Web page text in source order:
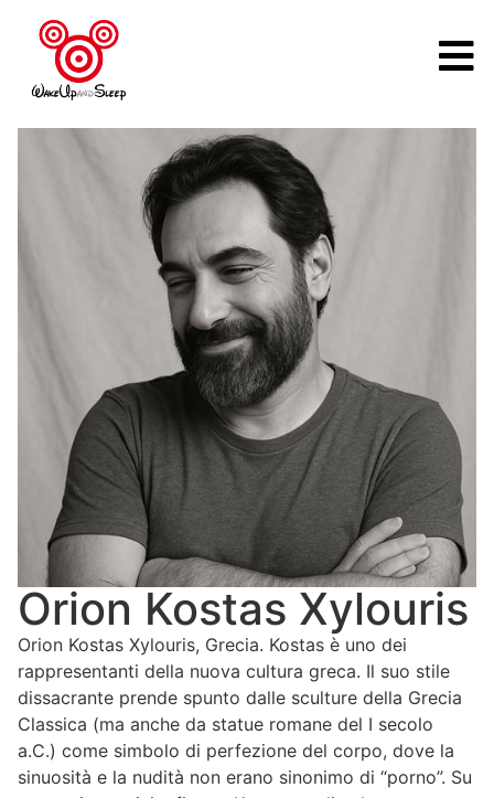
Orion Kostas Xylouris
Orion Kostas Xylouris, Grecia. Kostas è uno dei
rappresentanti della nuova cultura greca. Il suo stile
dissacrante prende spunto dalle sculture della Grecia
Classica (ma anche da statue romane del I secolo
a.C.) come simbolo di perfezione del corpo, dove la
sinuosità e la nudità non erano sinonimo di “porno”. Su